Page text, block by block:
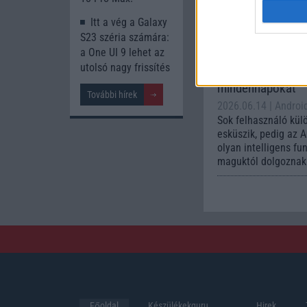
készülék számára
Az
mindennapokat
2026.06.14
|
Sok felhasználó
esküszik, pedig az
olyan intelligens
maguktól
Itt a vég a Galaxy
S23 széria számára:
a One UI 9 lehet az
utolsó nagy frissítés
További hírek